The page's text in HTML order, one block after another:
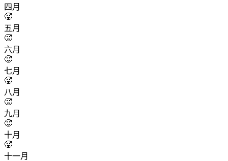
四月
🥵
五月
🥵
六月
🥵
七月
🥵
八月
🥵
九月
🥵
十月
🥵
十一月